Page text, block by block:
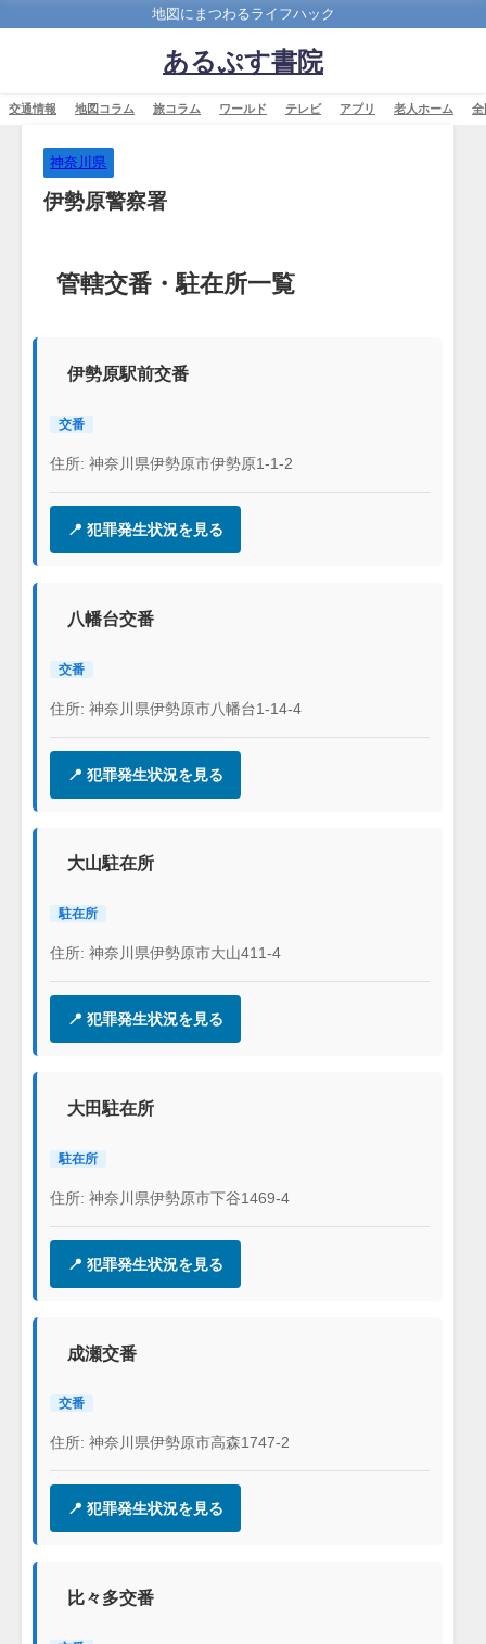
地図にまつわるライフハック
あるぷす書院
交通情報 地図コラム 旅コラム ワールド テレビ アプリ 老人ホーム 全
神奈川県
伊勢原警察署
管轄交番・駐在所一覧
伊勢原駅前交番
交番
住所: 神奈川県伊勢原市伊勢原1-1-2
📍 犯罪発生状況を見る
八幡台交番
交番
住所: 神奈川県伊勢原市八幡台1-14-4
📍 犯罪発生状況を見る
大山駐在所
駐在所
住所: 神奈川県伊勢原市大山411-4
📍 犯罪発生状況を見る
大田駐在所
駐在所
住所: 神奈川県伊勢原市下谷1469-4
📍 犯罪発生状況を見る
成瀬交番
交番
住所: 神奈川県伊勢原市高森1747-2
📍 犯罪発生状況を見る
比々多交番